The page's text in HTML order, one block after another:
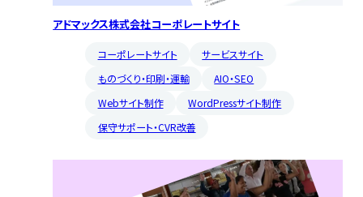
アドマックス株式会社コーポレートサイト
コーポレートサイト
サービスサイト
ものづくり・印刷・運輸
AIO・SEO
Webサイト制作
WordPressサイト制作
保守サポート・CVR改善